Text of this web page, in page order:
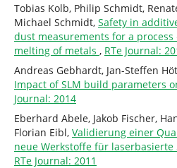
Tobias Kolb, Philip Schmidt,
Michael Schmidt, Safety in
dust measurements for a process
melting of metals , RTe Journal:
Andreas Gebhardt, Jan-Steffen
Impact of SLM build parameters
Journal: 2014
Eberhard Abele, Jakob Fischer,
Florian Eibl, Validierung einer
neue Werkstoffe für
RTe Journal: 2011